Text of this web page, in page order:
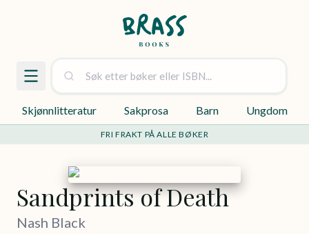
Skjønnlitteratur Sakprosa Barn Ungdom
FRI FRAKT PÅ ALLE BØKER
Sandprints of Death
Nash Black